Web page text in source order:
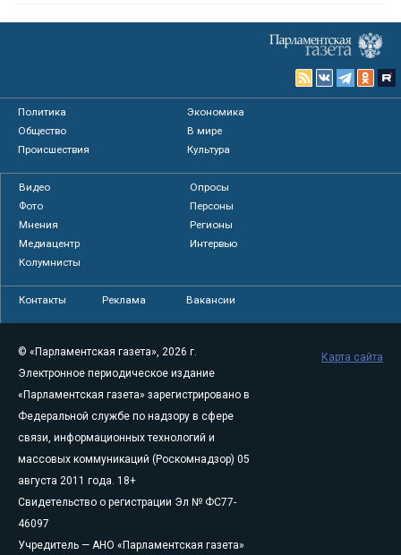
Политика
Экономика
Общество
В мире
Происшествия
Культура
Видео
Опросы
Фото
Персоны
Мнения
Регионы
Медиацентр
Интервью
Колумнисты
Контакты Реклама Вакансии
© «Парламентская газета», 2026 г.
Электронное периодическое издание
«Парламентская газета» зарегистрировано в
Федеральной службе по надзору в сфере
связи, информационных технологий и
массовых коммуникаций (Роскомнадзор) 05
августа 2011 года. 18+
Свидетельство о регистрации Эл № ФС77-
46097
Учредитель — АНО «Парламентская газета»
Карта сайта